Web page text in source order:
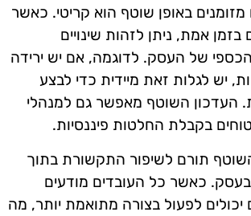
מזומנים באופן שוטף הוא קריטי. כאשר
אמת, ניתן לזהות שינויים
של העסק. לדוגמה, אם יש ירידה
יש לגלות זאת מיידית כדי לבצע
העדכון השוטף מאפשר גם למנהלי
בקבלת החלטות פיננסיות.
תורם לשיפור התקשורת בתוך
בעסק. כאשר כל העובדים מודעים
לפעול בצורה מתואמת יותר, מה